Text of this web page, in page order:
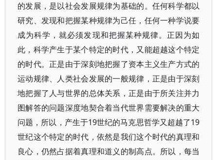
的发展，是以社会发展规律为基础的。任何科学都以
研究、发现和把握某种规律为己任，任何一种学说要
成为科学，就必须发现和把握某种规律。正因为如
此，科学产生于某个特定的时代，又能超越这个特定
的时代。正是由于深刻地把握了资本主义生产方式的
运动规律、人类社会发展的一般规律，正是由于深刻
地把握了人与世界的总体关系，正是由于所关注并力
图解答的问题深度地契合着当代世界需要解决的重大
问题，所以，产生于19世纪的马克思哲学又超越了19
世纪这个特定的时代，依然是我们这个时代的真理和
良心，仍然占据着真理和道义的制高点。所以，每当